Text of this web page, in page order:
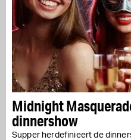
Midnight
dinnershow
Supper herdefinieert de